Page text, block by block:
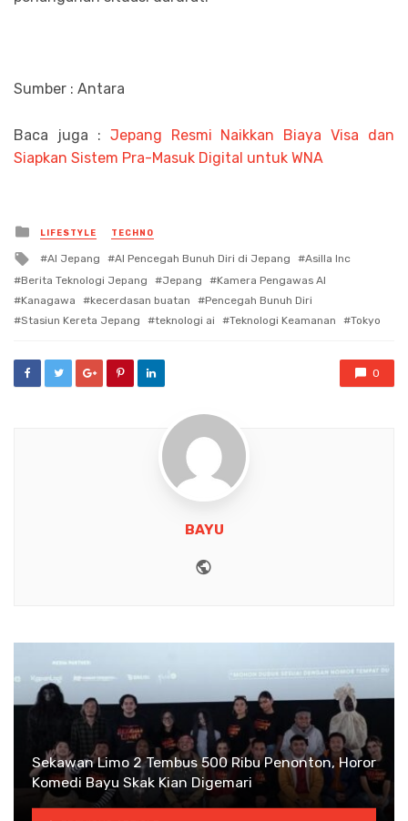
Sumber : Antara
Baca juga : Jepang Resmi Naikkan Biaya Visa dan
Siapkan Sistem Pra-Masuk Digital untuk WNA
Posted
in
LIFESTYLE TECHNO
Tagged
with
AI Jepang AI Pencegah Bunuh Diri di Jepang
Asilla Inc
Berita Teknologi Jepang
Jepang
Kamera Pengawas AI
Kanagawa
kecerdasan buatan
Pencegah Bunuh Diri
Stasiun Kereta Jepang
teknologi ai Teknologi Keamanan Tokyo
0
BAYU
Sekawan Limo 2 Tembus 500 Ribu Penonton, Horor
Komedi Bayu Skak Kian Digemari